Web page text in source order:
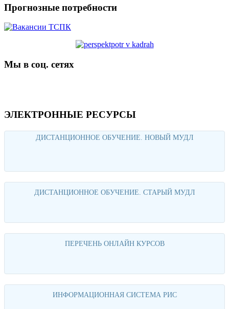
Прогнозные потребности
Мы в соц. сетях
ЭЛЕКТРОННЫЕ РЕСУРСЫ
ДИСТАНЦИОННОЕ ОБУЧЕНИЕ. НОВЫЙ МУДЛ
ДИСТАНЦИОННОЕ ОБУЧЕНИЕ. СТАРЫЙ МУДЛ
ПЕРЕЧЕНЬ ОНЛАЙН КУРСОВ
ИНФОРМАЦИОННАЯ СИСТЕМА РИС